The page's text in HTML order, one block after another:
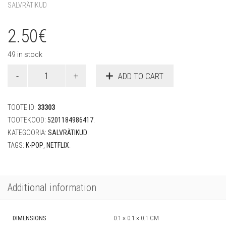
SALVRÄTIKUD
2.50€
49 in stock
Hunters"
(20
tk)
ADD TO CART
TOOTE ID: 33303
TOOTEKOOD: 5201184986417
KATEGOORIA: SALVRÄTIKUD
TAGS: K-POP NETFLIX
Additional information
DIMENSIONS 0.1 × 0.1 × 0.1 CM